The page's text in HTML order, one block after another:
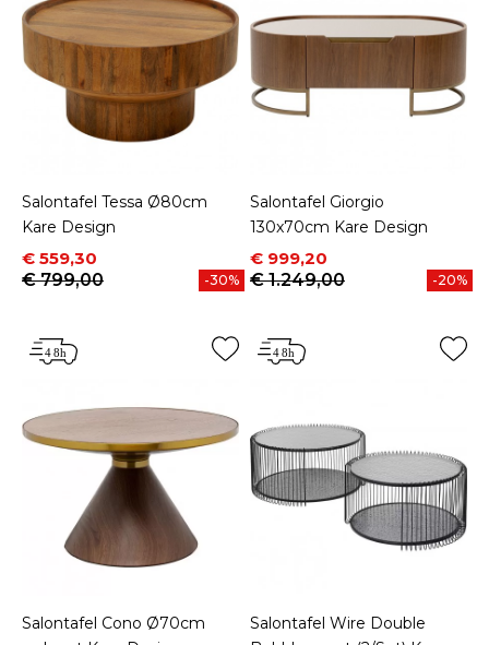
Salontafel Tessa Ø80cm
Kare Design
Prijs
€ 559,30
Normale prijs
€ 799,00
-30%
Salontafel Giorgio
130x70cm Kare Design
Prijs
€ 999,20
Normale prijs
€ 1.249,00
-20%
Salontafel Cono Ø70cm
Salontafel Wire Double